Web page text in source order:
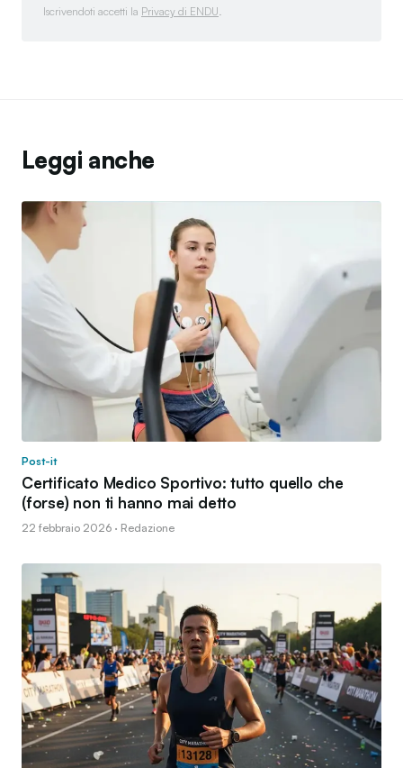
Iscrivendoti accetti la Privacy di ENDU
Leggi anche
Post-it
Certificato Medico Sportivo: tutto quello che
(forse) non ti hanno mai detto
22 febbraio 2026 · Redazione